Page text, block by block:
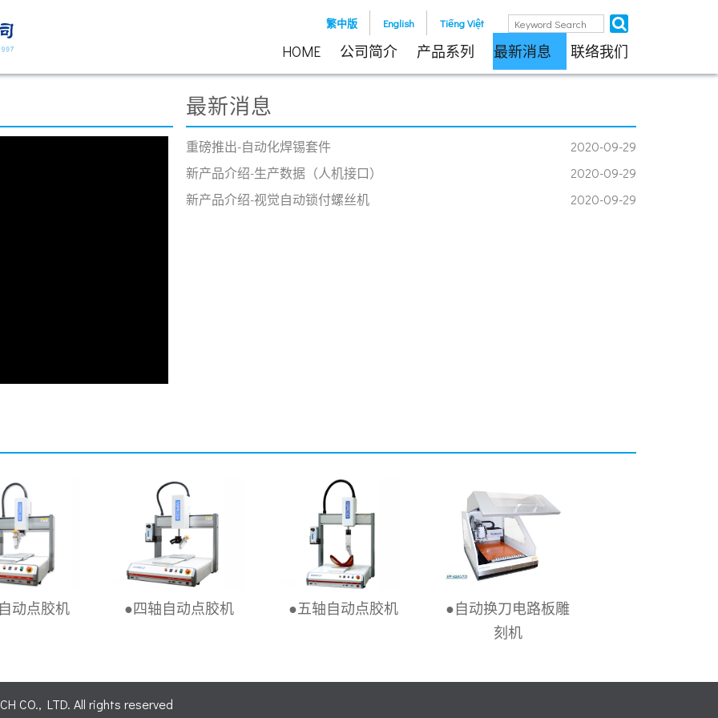
繁中版 English Tiếng Việt
HOME 公司简介 产品系列 最新消息 联络我们
最新消息
重磅推出-自动化焊锡套件
2020-09-29
新产品介绍-生产数据（人机接口）
2020-09-29
新产品介绍-视觉自动锁付螺丝机
2020-09-29
动点胶机 ●四轴自动点胶机 ●五轴自动点胶机
●自动换刀电路板雕
刻机
CO., LTD. All rights reserved